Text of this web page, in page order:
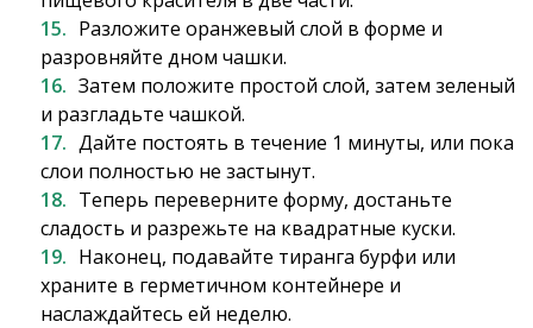
Разложите оранжевый слой в форме и
разровняйте дном чашки.
Затем положите простой слой, затем зеленый
и разгладьте чашкой.
Дайте постоять в течение 1 минуты, или пока
слои полностью не застынут.
Теперь переверните форму, достаньте
сладость и разрежьте на квадратные куски.
Наконец, подавайте тиранга бурфи или
храните в герметичном контейнере и
наслаждайтесь ей неделю.